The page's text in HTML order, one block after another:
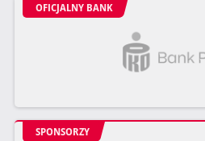
OFICJALNY BANK
SPONSORZY